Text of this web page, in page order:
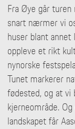
Fra Øye går
snart nærmer vi
huser blant annet
oppleve et rikt
nynorske
Tunet markerer
fødested, og at vi
kjerneområde.
landskapet får